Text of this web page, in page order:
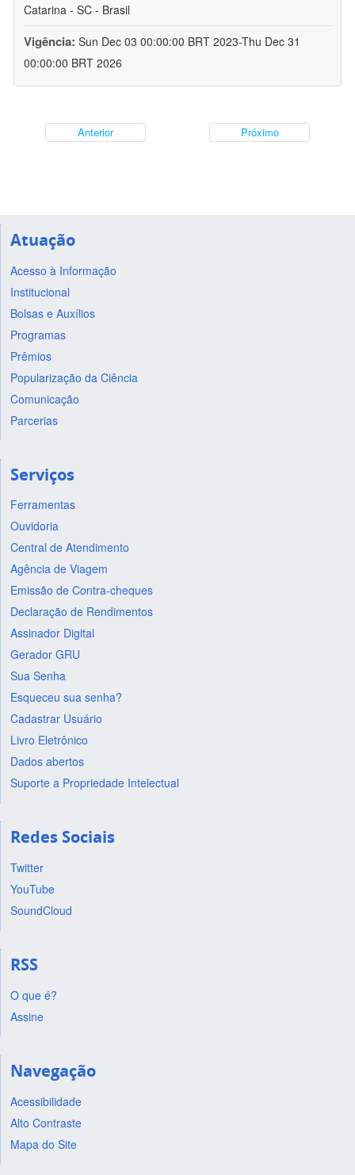
Catarina - SC - Brasil
Vigência: Sun Dec 03 00:00:00 BRT 2023-Thu Dec 31
00:00:00 BRT 2026
Anterior Próximo
Atuação
Acesso à Informação
Institucional
Bolsas e Auxílios
Programas
Prêmios
Popularização da Ciência
Comunicação
Parcerias
Serviços
Ferramentas
Ouvidoria
Central de Atendimento
Agência de Viagem
Emissão de Contra-cheques
Declaração de Rendimentos
Assinador Digital
Gerador GRU
Sua Senha
Esqueceu sua senha?
Cadastrar Usuário
Livro Eletrônico
Dados abertos
Suporte a Propriedade Intelectual
Redes Sociais
Twitter
YouTube
SoundCloud
RSS
O que é?
Assine
Navegação
Acessibilidade
Alto Contraste
Mapa do Site